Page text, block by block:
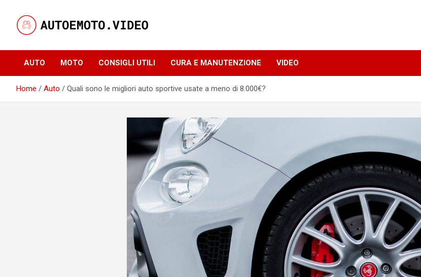
content
AutoeMoto.Video
AUTO MOTO CONSIGLI UTILI CURA E MANUTENZIONE VIDEO
Home Auto Quali sono le migliori auto sportive usate a meno di 8.000€?